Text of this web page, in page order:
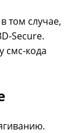
том случае,
Secure.
смс-кода